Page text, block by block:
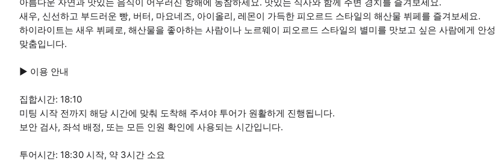
새우, 신선하고 부드러운 빵, 버터, 마요네즈, 아이올리, 레몬이 가득한 피오르드 스타일의 해산물 뷔페를 즐겨보세요.
하이라이트는 새우 뷔페로, 해산물을 좋아하는 사람이나 노르웨이 피오르드 스타일의 별미를 맛보고 싶은 사람에게 안성
맞춤입니다.
▶ 이용 안내
집합시간: 18:10
미팅 시작 전까지 해당 시간에 맞춰 도착해 주셔야 투어가 원활하게 진행됩니다.
보안 검사, 좌석 배정, 또는 모든 인원 확인에 사용되는 시간입니다.
투어시간: 18:30 시작, 약 3시간 소요